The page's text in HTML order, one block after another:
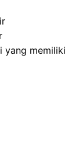
yang memiliki